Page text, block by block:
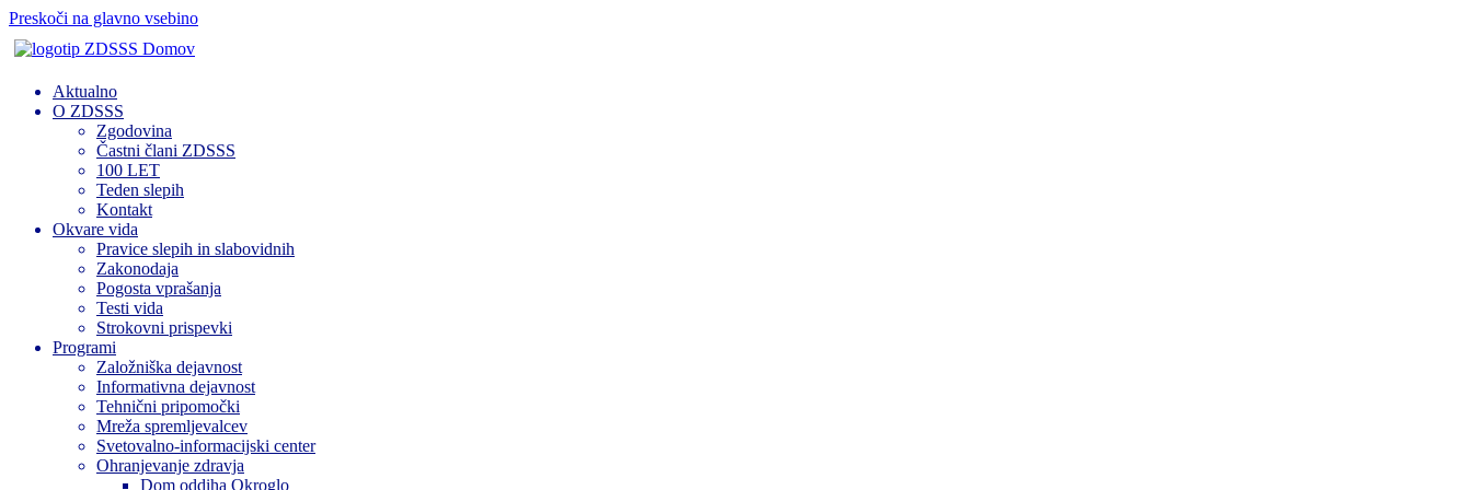
Preskoči na glavno vsebino
Domov
Aktualno
O ZDSSS
Zgodovina
Častni člani ZDSSS
100 LET
Teden slepih
Kontakt
Okvare vida
Pravice slepih in slabovidnih
Zakonodaja
Pogosta vprašanja
Testi vida
Strokovni prispevki
Programi
Založniška dejavnost
Informativna dejavnost
Tehnični pripomočki
Mreža spremljevalcev
Svetovalno-informacijski center
Ohranjevanje zdravja
Dom oddiha Okroglo